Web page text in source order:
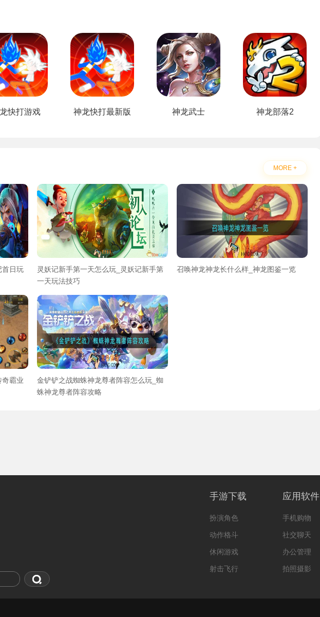
快打游戏 神龙快打最新版 神龙武士 神龙部落2
MORE +
首日玩
灵妖记新手第一天怎么玩_灵妖记新手第
一天玩法技巧
召唤神龙神龙长什么样_神龙图鉴一览
霸业
金铲铲之战蜘蛛神龙尊者阵容怎么玩_蜘
蛛神龙尊者阵容攻略
手游下载
扮演角色
动作格斗
休闲游戏
射击飞行
应用软件
手机购物
社交聊天
办公管理
拍照摄影